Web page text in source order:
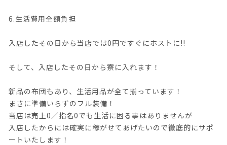
6.生活費用全額負担
入店したその日から当店では0円ですぐにホストに!!
そして、入店したその日から寮に入れます！
新品の布団もあり、生活用品が全て揃っています！
まさに準備いらずのフル装備！
当店は売上0／指名0でも生活に困る事はありませんが
入店したからには確実に稼がせてあげたいので徹底的にサポ
ートいたします！